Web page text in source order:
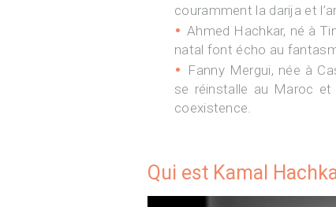
couramment la darija et
Ahmed Hachkar, né à
natal font écho au
Fanny Mergui, née à
se réinstalle au Maroc
coexistence.
Qui est Kamal